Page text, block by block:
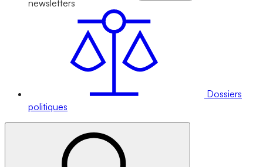
newsletters
Dossiers
politiques